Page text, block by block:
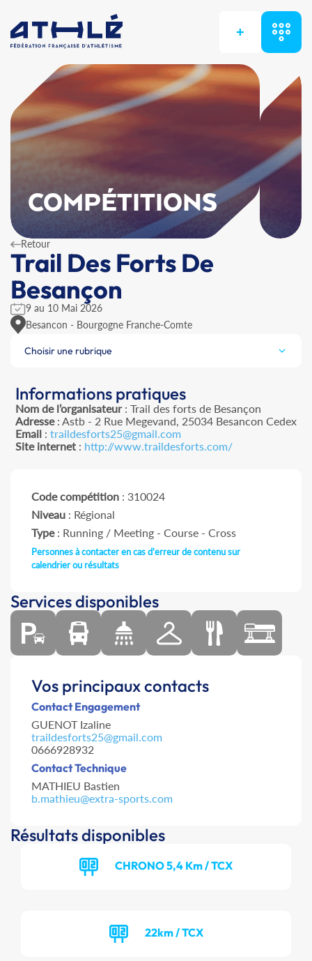
+
COMPÉTITIONS
Retour
Trail Des Forts De
Besançon
9 au 10 Mai 2026
Besancon - Bourgogne Franche-Comte
Choisir une rubrique
Informations pratiques
Nom de l’organisateur: Trail des forts de Besançon
Adresse: Astb - 2 Rue Megevand, 25034 Besancon Cedex
Email : traildesforts25@gmail.com
Site internet : http://www.traildesforts.com/
Code compétition : 310024
Niveau : Régional
Type: Running / Meeting - Course - Cross
Personnes à contacter en cas d'erreur de contenu sur
calendrier ou résultats
Services disponibles
Vos principaux contacts
Contact Engagement
GUENOT Izaline
traildesforts25@gmail.com
0666928932
Contact Technique
MATHIEU Bastien
b.mathieu@extra-sports.com
Résultats disponibles
CHRONO 5,4 Km / TCX
22km / TCX